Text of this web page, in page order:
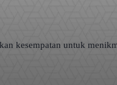
kesempatan untuk